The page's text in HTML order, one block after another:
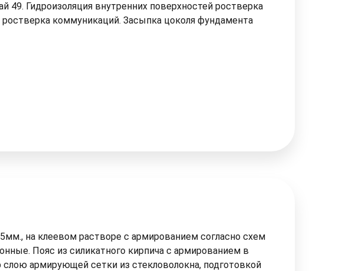
49. Гидроизоляция внутренних поверхностей ростверка
коммуникаций. Засыпка цоколя фундамента
на клеевом растворе с армированием согласно схем
Пояс из силикатного кирпича с армированием в
армирующей сетки из стекловолокна, подготовкой